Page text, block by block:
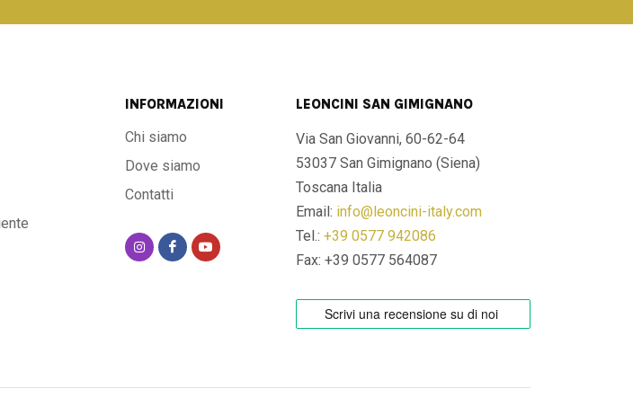
INFORMAZIONI
Chi siamo
Dove siamo
Contatti
LEONCINI SAN GIMIGNANO
Via San Giovanni, 60-62-64
53037 San Gimignano (Siena)
Toscana Italia
Email: info@leoncini-italy.com
Tel.: +39 0577 942086
Fax: +39 0577 564087